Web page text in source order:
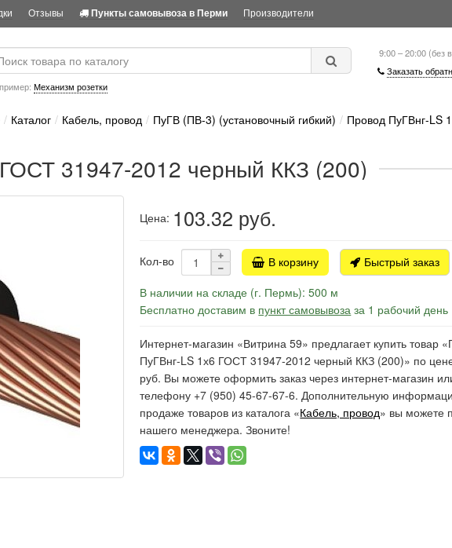
Отзывы Пункты самовывоза в Перми Производители
Механизм розетки
9:00 – 20:00 (без
Заказать
Каталог Кабель, провод ПуГВ (ПВ-3) (установочный гибкий) Провод ПуГВнг-LS
31947-2012 черный ККЗ (200)
Цена: 103.32 руб.
Кол-во В корзину
Быстрый заказ
В наличии на складе (г. Пермь): 500 м
Бесплатно доставим в пункт самовывоза за 1 рабочий день
Интернет-магазин «Витрина 59» предлагает купить товар
ПуГВнг-LS 1х6 ГОСТ 31947-2012 черный ККЗ (200)» по
руб. Вы можете оформить заказ через интернет-магазин
телефону +7 (950) 45-67-67-6. Дополнительную
продаже товаров из каталога «Кабель, провод» вы можете
нашего менеджера. Звоните!